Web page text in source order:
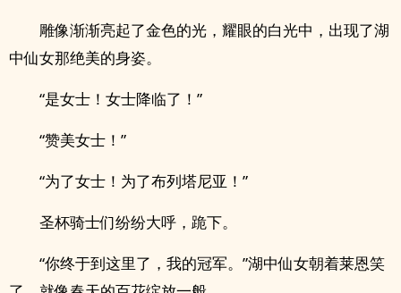
雕像渐渐亮起了金色的光，耀眼的白光中，出现了湖
中仙女那绝美的身姿。
“是女士！女士降临了！”
“赞美女士！”
“为了女士！为了布列塔尼亚！”
圣杯骑士们纷纷大呼，跪下。
“你终于到这里了，我的冠军。”湖中仙女朝着莱恩笑